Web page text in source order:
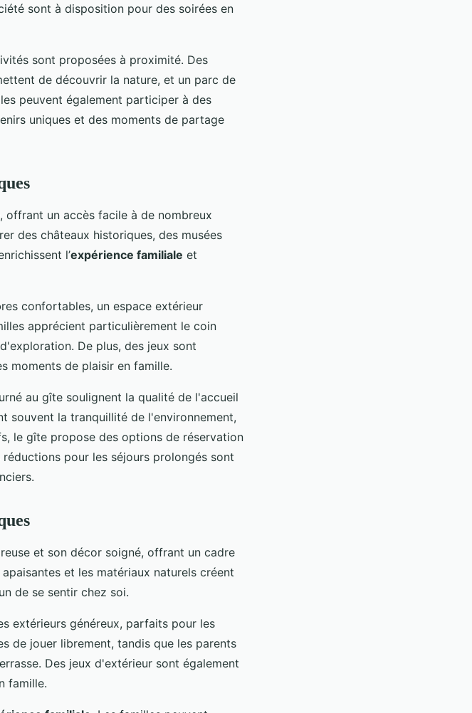
sont à disposition pour des soirées en
sont proposées à proximité. Des
de découvrir la nature, et un parc de
peuvent également participer à des
uniques et des moments de partage
offrant un accès facile à de nombreux
des châteaux historiques, des musées
l’expérience familiale et
confortables, un espace extérieur
apprécient particulièrement le coin
De plus, des jeux sont
moments de plaisir en famille.
au gîte soulignent la qualité de l'accueil
souvent la tranquillité de l'environnement,
le gîte propose des options de réservation
pour les séjours prolongés sont
et son décor soigné, offrant un cadre
et les matériaux naturels créent
de se sentir chez soi.
extérieurs généreux, parfaits pour les
de jouer librement, tandis que les parents
Des jeux d'extérieur sont également
famille.